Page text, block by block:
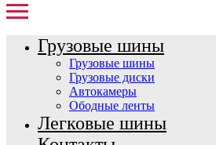
Грузовые шины
Грузовые шины
Грузовые диски
Автокамеры
Ободные ленты
Легковые шины